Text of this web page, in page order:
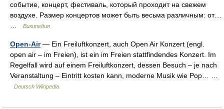
событие, концерт, фестиваль, который проходит на свежем
воздухе. Размер концертов может быть весьма различным: от…
Википедия
Open-Air— Ein Freiluftkonzert, auch Open Air Konzert (engl.
open air – im Freien), ist ein im Freien stattfindendes Konzert. Im
Regelfall wird auf einem Freiluftkonzert, dessen Besuch – je nach
Veranstaltung – Eintritt kosten kann, moderne Musik wie Pop… …
Deutsch Wikipedia